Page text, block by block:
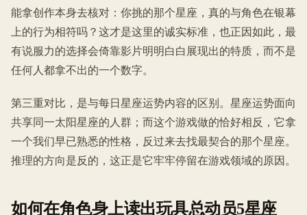
能拿创作本身去核对：你挑的那个星座，真的与角色在银幕
上的行为相符吗？这才是这里的诚实标准，也正因如此，最
有说服力的选择会倚靠影片明明白白展现出的特质，而不是
任何人都拿不出的一个数字。
第三重对比，是与每日星座运势内容的区别。星座运势面向
共享同一太阳星座的人群；而这个游戏做的恰好相反，它拿
一个我们早已熟悉的性格，反过来去找最契合的那个星座。
推理的方向是反的，这正是它牢牢停留在游戏领域的原因。
如何在角色身上读出玩具总动员5星座